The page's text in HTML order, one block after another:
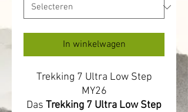
In winkelwagen
Trekking 7 Ultra Low Step
MY26
Das Trekking 7 Ultra Low Step